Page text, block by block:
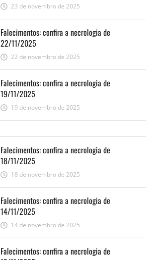
23 de novembro de 2025
Falecimentos: confira a necrologia de
22/11/2025
22 de novembro de 2025
Falecimentos: confira a necrologia de
19/11/2025
19 de novembro de 2025
Falecimentos: confira a necrologia de
18/11/2025
18 de novembro de 2025
Falecimentos: confira a necrologia de
14/11/2025
14 de novembro de 2025
Falecimentos: confira a necrologia de